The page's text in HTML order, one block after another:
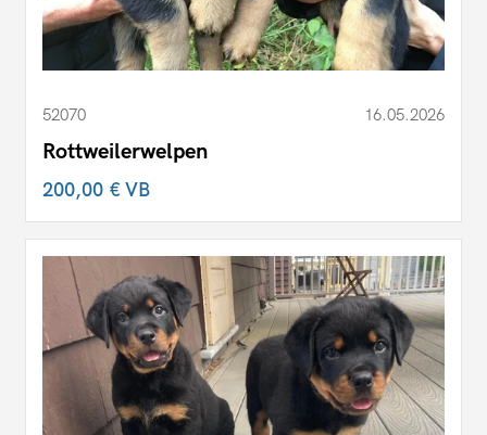
52070 16.05.2026
Rottweilerwelpen
200,00 €VB